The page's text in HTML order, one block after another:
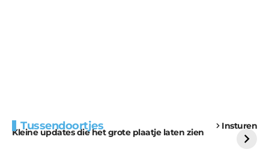
Tussendoortjes Insturen
Kleine updates die het grote plaatje laten zien
voor kabouters
uitdaging